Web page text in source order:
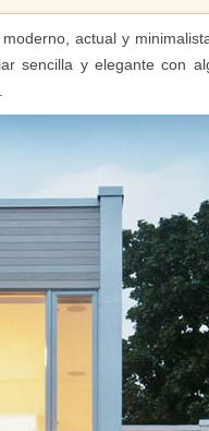
actual y
sencilla y elegante con